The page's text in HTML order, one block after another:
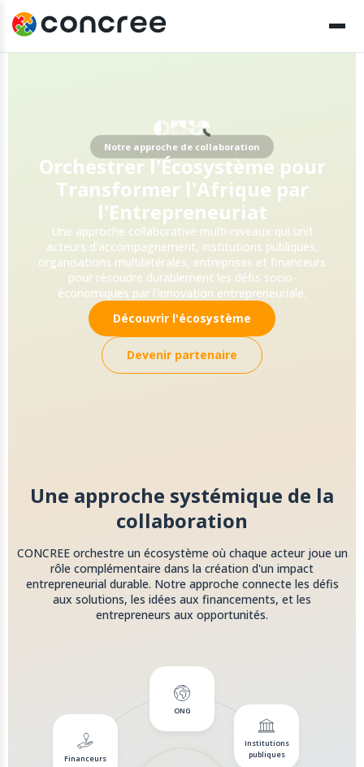
Notre approche de collaboration
Orchestrer l'Écosystème pour
Transformer l'Afrique par
l'Entrepreneuriat
Une approche collaborative multi-niveaux qui unit
acteurs d'accompagnement, institutions publiques,
organisations multilatérales, entreprises et financeurs
pour résoudre durablement les défis socio-
économiques par l'innovation entrepreneuriale.
Découvrir l'écosystème
Devenir partenaire
Une approche systémique de la
collaboration
CONCREE orchestre un écosystème où chaque acteur joue un
rôle complémentaire dans la création d'un impact
entrepreneurial durable. Notre approche connecte les défis
aux solutions, les idées aux financements, et les
entrepreneurs aux opportunités.
ONG
Institutions
publiques
Financeurs